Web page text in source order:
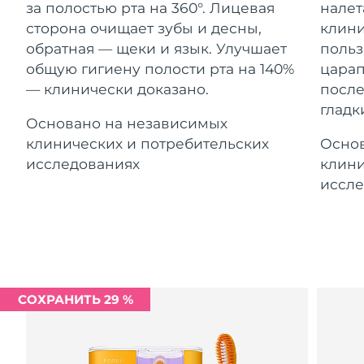
за полостью рта на 360°. Лицевая
сторона очищает зубы и десны,
обратная — щеки и язык. Улучшает
общую гигиену полости рта на 140%
— клинически доказано.
Основано на независимых
клинических и потребительских
исследованиях
СОХРАНИТЬ 29 %
For healthy hair
18% PAP
Косметика Для мужчин
Купить
Гибралтар
Ожидаемая дата доставки
8/13/26
Греция
Ожидаемая дата доставки
8/9/26
Гонконг (САР)
Ожидаемая дата доставки
Венгрия
8/9/26
Ирландия
Ожидаемая дата доставки